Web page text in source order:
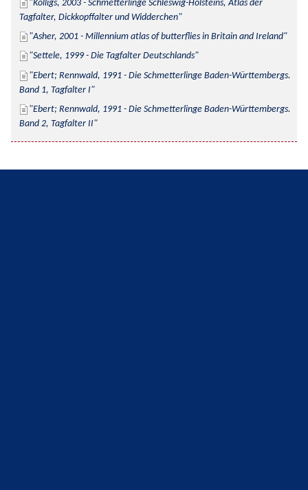
Kolligs, 2003 - Schmetterlinge Schleswig-Holsteins, Atlas der
Tagfalter, Dickkopffalter und Widderchen
Asher, 2001 - Millennium atlas of butterflies in Britain and Ireland
Settele, 1999 - Die Tagfalter Deutschlands
Ebert; Rennwald, 1991 - Die Schmetterlinge Baden-Württembergs.
Band 1, Tagfalter I
Ebert; Rennwald, 1991 - Die Schmetterlinge Baden-Württembergs.
Band 2, Tagfalter II